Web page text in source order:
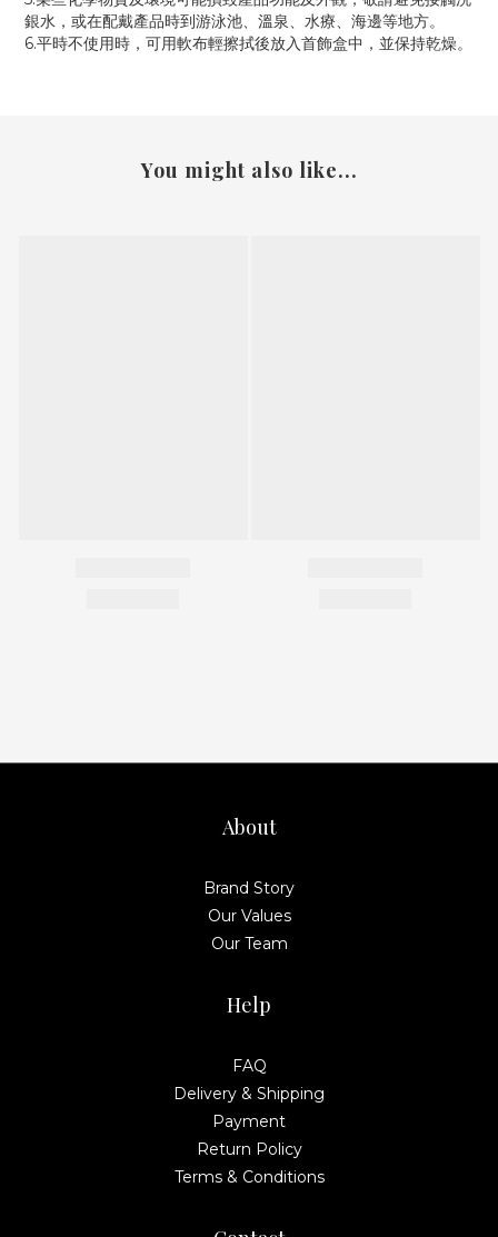
銀水，或在配戴產品時到游泳池、溫泉、水療、海邊等地方。
6.平時不使用時，可用軟布輕擦拭後放入首飾盒中，並保持乾燥。
You might also like...
About
Brand Story
Our Values
Our Team
Help
FAQ
Delivery & Shipping
Payment
Return Policy
Terms & Conditions